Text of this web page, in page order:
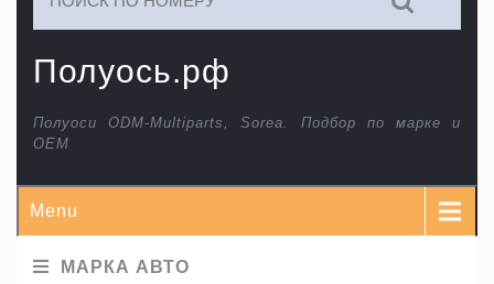
Полуось.рф
Полуоси ODM-Multiparts, Sorea. Подбор по марке и
ОЕМ
Menu
МАРКА АВТО